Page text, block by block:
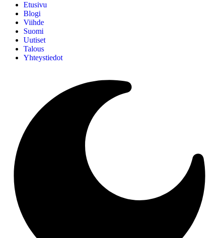
Etusivu
Blogi
Viihde
Suomi
Uutiset
Talous
Yhteystiedot